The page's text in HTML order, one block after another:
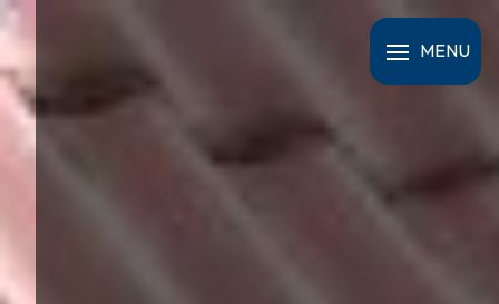
MENU
Panneau de gestion des cookies